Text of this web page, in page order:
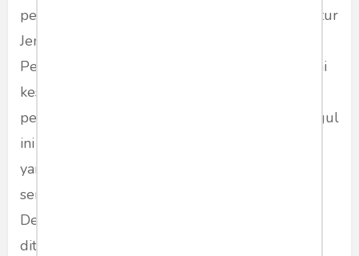
peningkatan produktivitas pertanian. Plt. Direktur
Jenderal Industri Agro Kementerian
Perindustrian, Putu Juli Ardika, dalam berbagai
kesempatan menekankan pentingnya
pengembangan benih padi hibrida. Benih unggul
ini terbukti mampu memberikan hasil panen
yang lebih tinggi dengan ketahanan terhadap
serangan hama dan kondisi cuaca ekstrem.
Dengan dukungan riset dan inovasi yang terus
ditingkatkan, benih hibrida diharapkan dapat